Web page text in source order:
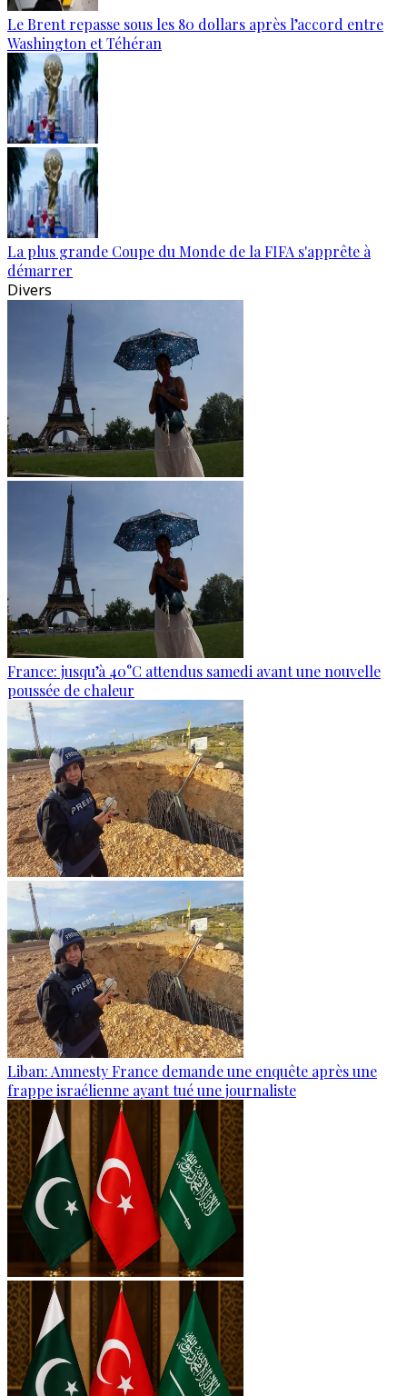
Le Brent repasse sous les 80 dollars après l’accord entre
Washington et Téhéran
La plus grande Coupe du Monde de la FIFA s'apprête à
démarrer
Divers
France: jusqu’à 40°C attendus samedi avant une nouvelle
poussée de chaleur
Liban: Amnesty France demande une enquête après une
frappe israélienne ayant tué une journaliste